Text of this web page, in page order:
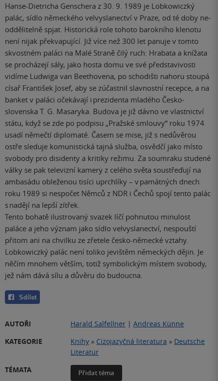
Hanse-Dietricha Genschera z 30. 9. 1989 je Lobkowiczký
palác, sídlo německého velvyslanectví v Praze, od té doby ne­
od­dělitelně spjat. Historická role tohoto barokního klenotu
není nijak překvapující. Již více než 300 let panuje v tomto
skvostném paláci na Malé Straně čilý ruch: Hrabata a kní­žata
se procházejí sály, jako hosta domu ve své představivosti
vidíme Ludwiga van Beethovena, po schodišti nahoru stoupá
císař František Josef, aby se zúčastnil slavnostní recepce, a na
banket v paláci očekávají i pre­zidenta mladého Česko­
slovenska T. G. Masaryka. Budova je již dávno ve vlastnictví
státu, když se zde po podpisu „Pražské smlouvy“ roku 1974
usadí němečtí diplomaté. Časem se mise, již s nedůvěrou
ostře sleduje komunistická tajná služba, osvědčí jako místo
svobody pro disidenty a kritiky režimu. Za soumraku studené
války se pak televizní kamery z celého světa soustřeďují na
ambasádu obleženou tisíci uprchlíky – v památných dnech
roku 1989 si nespočet Němců z NDR i Čechů spojí tento palác
s na­dějí na lepší zítřek.
Tento bohatě ilustrovaný svazek líčí pohnutou minulost
paláce a jeho význam jako sídlo velvyslanectví, nespouští
přitom ani na chvilku ze zřetele česko-německé vztahy.
Lobkowiczký palác není toliko jevištěm německých dějin. Je
něčím mnohem větším, totiž symbolickým místem svobody,
jež nám dává sílu a důvěru do budoucna.
Sdílet
AUTOŘI Harald Salfellner | Andreas Künne
KATEGORIE
Knihy » Cizojazyčná literatura » Deutsche
Literatur
TÉMATA
Přidat téma